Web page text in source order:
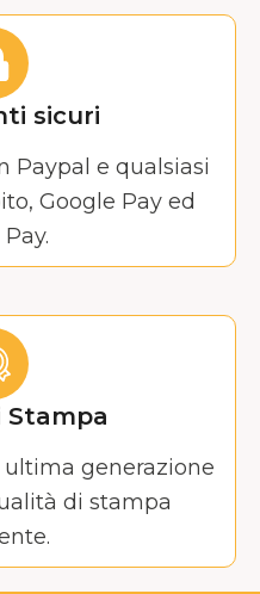
sicuri
Paypal e qualsiasi
Google Pay ed
Stampa
generazione
di stampa